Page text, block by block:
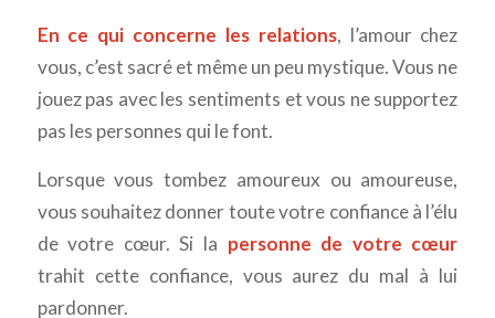
En ce qui concerne les relations, l’amour chez
vous, c’est sacré et même un peu mystique. Vous ne
jouez pas avec les sentiments et vous ne supportez
pas les personnes qui le font.
Lorsque vous tombez amoureux ou amoureuse,
vous souhaitez donner toute votre confiance à l’élu
de votre cœur. Si la personne de votre cœur
trahit cette confiance, vous aurez du mal à lui
pardonner.